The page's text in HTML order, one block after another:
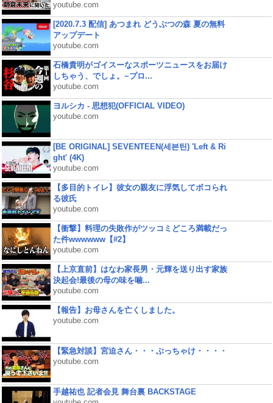
youtube.com
[2020.7.3 配信] あつまれ どうぶつの森 夏の無料
アップデート
youtube.com
石橋貴明がゴイスーなスポーツニュースをお届け
しちゃう、でしょ。~プロ...
youtube.com
ヨルシカ - 思想犯(OFFICIAL VIDEO)
youtube.com
[BE ORIGINAL] SEVENTEEN(세븐틴) 'Left & Ri
ght' (4K)
youtube.com
【多目的トイレ】彼女の親友に浮気してボコられ
る彼氏
youtube.com
【衝撃】料理の失敗作がツッコミどころ満載だっ
た件wwwwww【#2】
youtube.com
【上京直前】はなわ家長男・元輝を送り出す家族
決起会!最後の母の味を噛...
youtube.com
【報告】お母さんを亡くしました。
youtube.com
【緊急対談】宮迫さん・・・ぶっちゃけ・・・・
youtube.com
手越祐也 記者会見 舞台裏 BACKSTAGE